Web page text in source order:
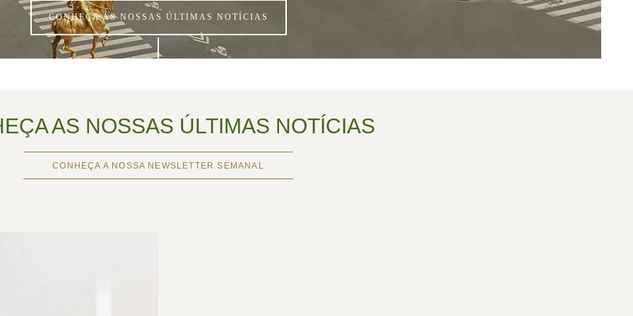
CONHEÇA AS NOSSAS ÚLTIMAS NOTÍCIAS
AS NOSSAS ÚLTIMAS NOTÍCIAS
CONHEÇA A NOSSA NEWSLETTER SEMANAL